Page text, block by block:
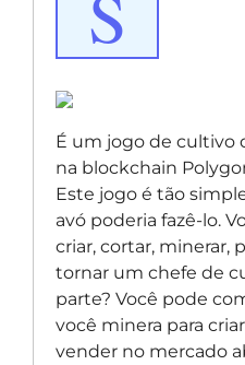
É um jogo de cultivo
na blockchain
Este jogo é tão
avó poderia fazê-lo.
criar, cortar, minerar,
tornar um chefe de
parte? Você pode
você minera para
vender no mercado